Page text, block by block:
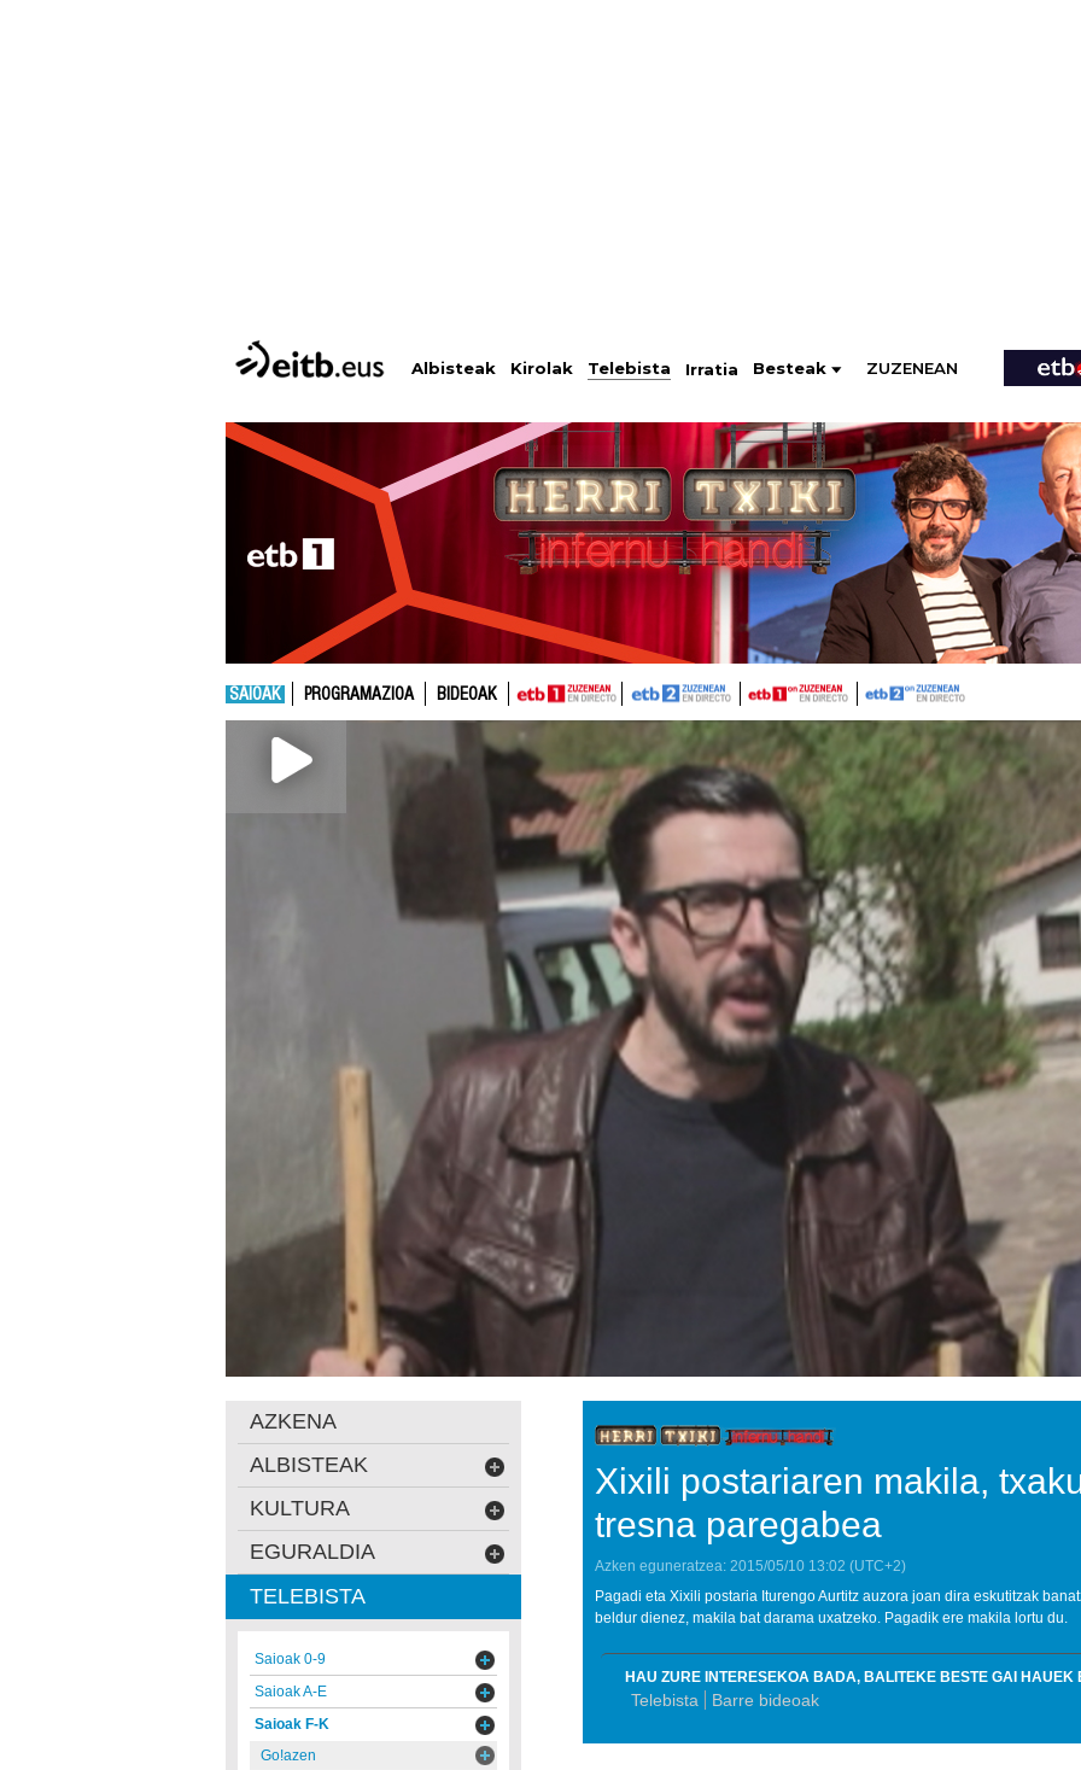
Albisteak Kirolak Telebista Irratia Besteak ZUZENEAN
SAIOAK PROGRAMAZIOA BIDEOAK
Xixili postariaren makila,
tresna paregabea
Azken eguneratzea: 2015/05/10 13:02 (UTC+2)
Pagadi eta Xixili postaria Iturengo Aurtitz auzora joan dira eskutitzak
beldur dienez, makila bat darama uxatzeko. Pagadik ere makila lortu du.
HAU ZURE INTERESEKOA BADA, BALITEKE BESTE GAI HAUEK
Telebista Barre bideoak
AZKENA
ALBISTEAK
KULTURA
EGURALDIA
TELEBISTA
Saioak 0-9
Saioak A-E
Saioak F-K
Go!azen